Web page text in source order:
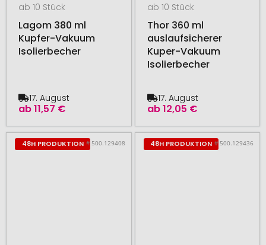
ab 10 Stück
Lagom 380 ml
Kupfer-Vakuum
Isolierbecher
ab11,57 €
17. August
ab 10 Stück
Thor 360 ml
auslaufsicherer
Kuper-Vakuum
Isolierbecher
ab12,05 €
17. August
48H PRODUKTION # 500.129408 48H PRODUKTION # 500.129436